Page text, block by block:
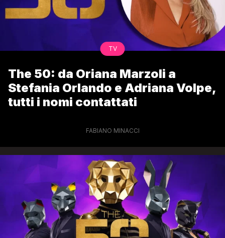
TV
The 50: da Oriana Marzoli a
Stefania Orlando e Adriana Volpe,
tutti i nomi contattati
FABIANO MINACCI